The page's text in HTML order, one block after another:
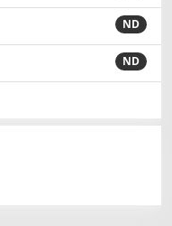
ND
ND